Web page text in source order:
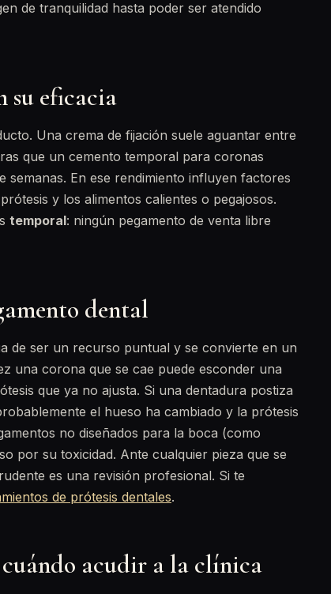
de tranquilidad hasta poder ser atendido
su eficacia
Una crema de fijación suele aguantar entre
que un cemento temporal para coronas
semanas. En ese rendimiento influyen factores
y los alimentos calientes o pegajosos.
temporal: ningún pegamento de venta libre
dental
de ser un recurso puntual y se convierte en un
una corona que se cae puede esconder una
que ya no ajusta. Si una dentadura postiza
el hueso ha cambiado y la prótesis
no diseñados para la boca (como
por su toxicidad. Ante cualquier pieza que se
es una revisión profesional. Si te
de prótesis dentales.
acudir a la clínica